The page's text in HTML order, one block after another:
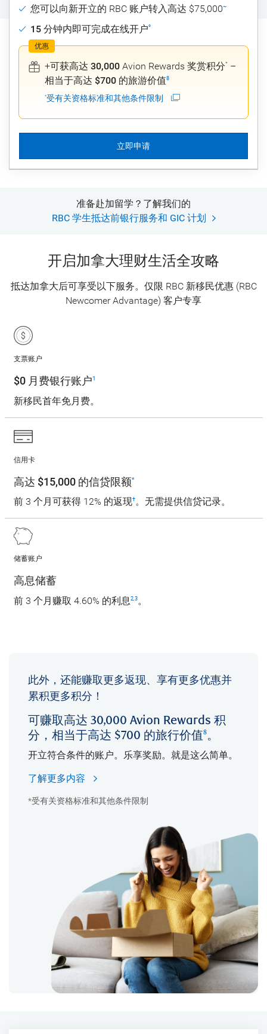
您可以向新开立的 RBC 账户转入高达 $75,000~
15 分钟内即可完成在线开户º
优惠
+可获高达 30,000 Avion Rewards 奖赏积分* –
相当于高达 $700 的旅游价值8
*受有关资格标准和其他条件限制
立即申请
准备赴加留学？ 了解我们的
RBC 学生抵达前银行服务和 GIC 计划
开启加拿大理财生活全攻略
抵达加拿大后可享受以下服务。仅限 RBC 新移民优惠 (RBC
Newcomer Advantage) 客户专享
支票账户
$0 月费银行账户1
新移民首年免月费。
信用卡
高达 $15,000 的信贷限额*
前 3 个月可获得 12% 的返现†。无需提供信贷记录。
储蓄账户
高息储蓄
前 3 个月赚取 4.60% 的利息2, 3。
此外，还能赚取更多返现、享有更多优惠并
累积更多积分！
可赚取高达 30,000 Avion Rewards 积
分，相当于高达 $700 的旅行价值8。
开立符合条件的账户。乐享奖励。就是这么简单。
了解更多内容
*受有关资格标准和其他条件限制